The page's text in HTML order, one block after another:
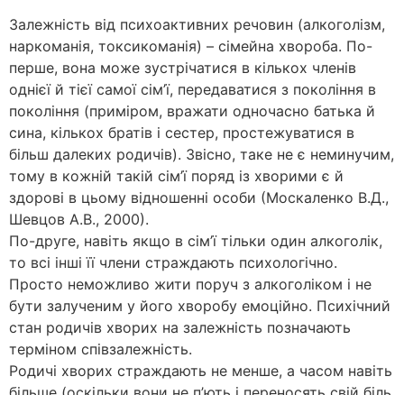
Залежність від психоактивних речовин (алкоголізм,
наркоманія, токсикоманія) – сімейна хвороба. По-
перше, вона може зустрічатися в кількох членів
однієї й тієї самої сім’ї, передаватися з покоління в
покоління (приміром, вражати одночасно батька й
сина, кількох братів і сестер, простежуватися в
більш далеких родичів). Звісно, таке не є неминучим,
тому в кожній такій сім’ї поряд із хворими є й
здорові в цьому відношенні особи (Москаленко В.Д.,
Шевцов А.В., 2000).
По-друге, навіть якщо в сім’ї тільки один алкоголік,
то всі інші її члени страждають психологічно.
Просто неможливо жити поруч з алкоголіком і не
бути залученим у його хворобу емоційно. Психічний
стан родичів хворих на залежність позначають
терміном співзалежність.
Родичі хворих страждають не менше, а часом навіть